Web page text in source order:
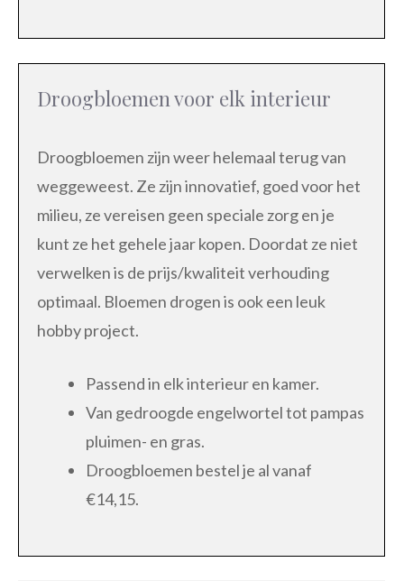
Droogbloemen voor elk interieur
Droogbloemen zijn weer helemaal terug van
weggeweest. Ze zijn innovatief, goed voor het
milieu, ze vereisen geen speciale zorg en je
kunt ze het gehele jaar kopen. Doordat ze niet
verwelken is de prijs/kwaliteit verhouding
optimaal. Bloemen drogen is ook een leuk
hobby project.
Passend in elk interieur en kamer.
Van gedroogde engelwortel tot pampas
pluimen- en gras.
Droogbloemen bestel je al vanaf
€14,15.